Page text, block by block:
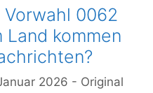
0062
Land kommen
2026